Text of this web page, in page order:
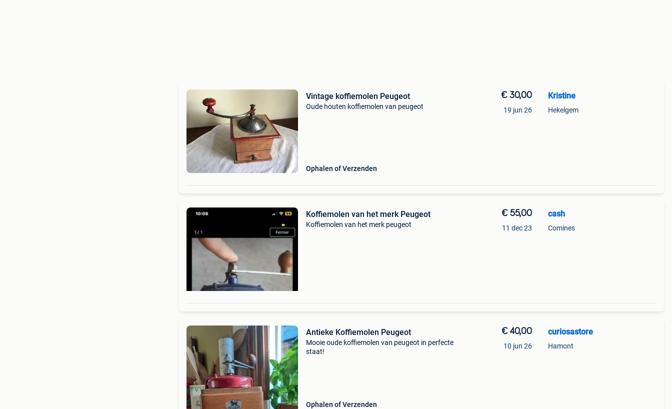
Vintage koffiemolen Peugeot
Oude houten koffiemolen van peugeot
Ophalen of Verzenden
€ 30,00
19 jun 26
Kristine
Hekelgem
Koffiemolen van het merk Peugeot
Koffiemolen van het merk peugeot
€ 55,00
11 dec 23
cash
Comines
Antieke Koffiemolen Peugeot
Mooie oude koffiemolen van peugeot in perfecte
staat!
Ophalen of Verzenden
€ 40,00
10 jun 26
curiosastore
Hamont